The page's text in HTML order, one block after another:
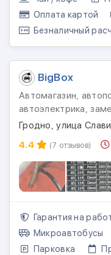
Оплата картой
Безналичный
BigBox
Автомагазин,
автоэлектрика,
Гродно, улица
4.4
(7 отзывов)
Гарантия на
Микроавтобусы
Парковка